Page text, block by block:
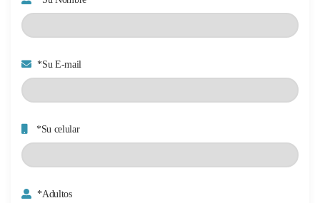
*Su E-mail
*Su celular
*Adultos